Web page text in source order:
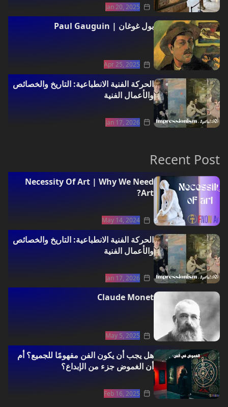
Jan 20, 2025
بول غوغان | Paul Gauguin
Apr 25, 2025
الحركة الفنية الانطباعية: التاريخ والخصائص
والأعمال الفنية
Jan 17, 2026
ArtWorks
Recent Post
Necessity Of Art | Why We Need
Art?
May 14, 2024
الحركة الفنية الانطباعية: التاريخ والخصائص
والأعمال الفنية
Jan 17, 2026
Claude Monet
May 5, 2025
هل يجب أن يكون الفن مفهومًا للجميع؟ أم
أن الغموض جزء من الإبداع؟
Feb 16, 2025